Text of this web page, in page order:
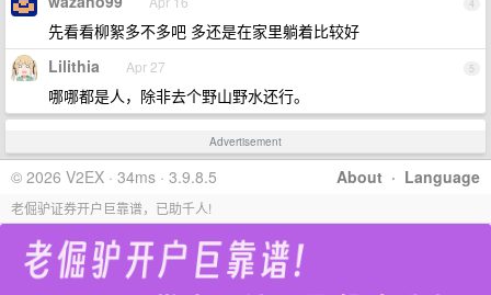
4
先看看柳絮多不多吧 多还是在家里躺着比较好
5
Lilithia Apr 27
哪哪都是人，除非去个野山野水还行。
Advertisement
About · Language
© 2026 V2EX · 34ms · 3.9.8.5
老倔驴证券开户巨靠谱，已助千人!